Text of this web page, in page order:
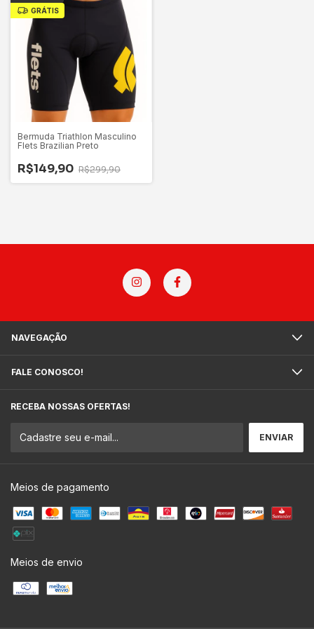
GRÁTIS
Bermuda Triathlon Masculino
Flets Brazilian Preto
R$149,90 R$299,90
NAVEGAÇÃO
FALE CONOSCO!
RECEBA NOSSAS OFERTAS!
Meios de pagamento
Meios de envio